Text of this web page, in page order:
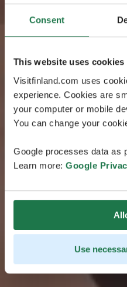
Consent
This website uses cookies
Visitfinland.com uses
experience. Cookies are
your computer or mobile
You can change your
Google processes data as
Learn more: Google
Use